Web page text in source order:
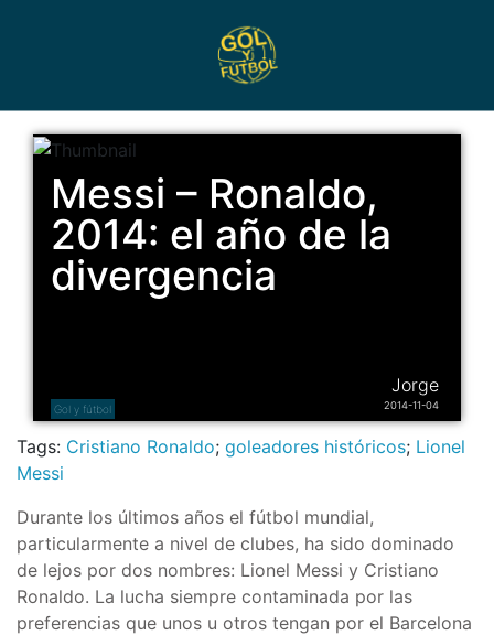
Gol y fútbol
Messi – Ronaldo,
2014: el año de la
divergencia
Jorge
2014-11-04
Tags: Cristiano Ronaldo; goleadores históricos; Lionel
Messi
Durante los últimos años el fútbol mundial,
particularmente a nivel de clubes, ha sido dominado
de lejos por dos nombres: Lionel Messi y Cristiano
Ronaldo. La lucha siempre contaminada por las
preferencias que unos u otros tengan por el Barcelona